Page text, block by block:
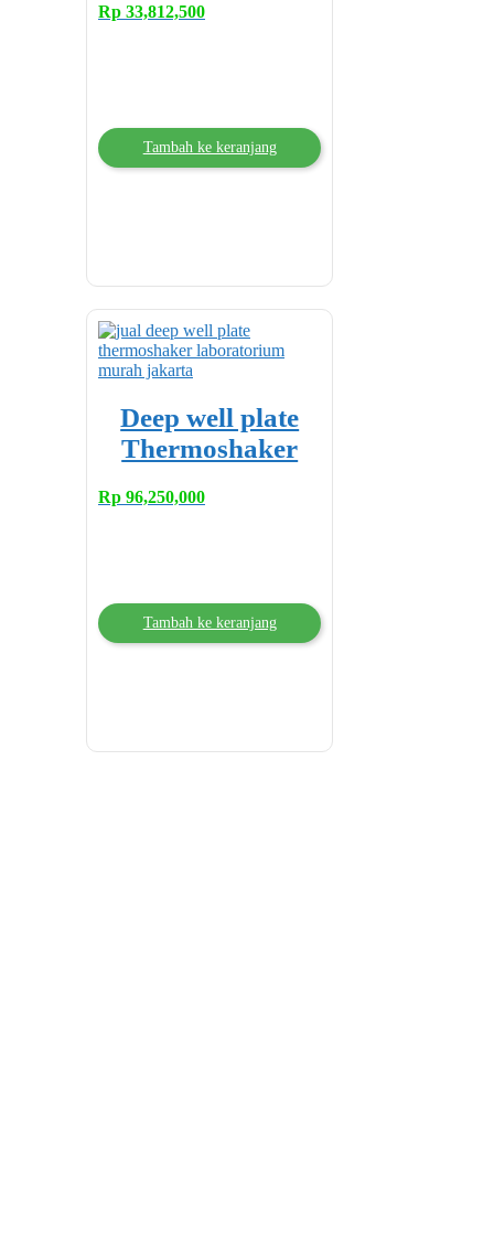
Rp 33,812,500
Tambah ke keranjang
Deep well plate
Thermoshaker
Rp 96,250,000
Tambah ke keranjang